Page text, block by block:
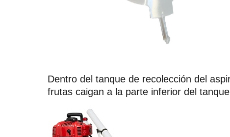
Dentro del tanque de recolección del
frutas caigan a la parte inferior del